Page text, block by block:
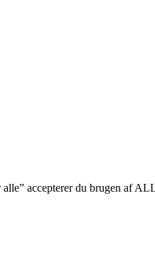
accepterer du brugen af